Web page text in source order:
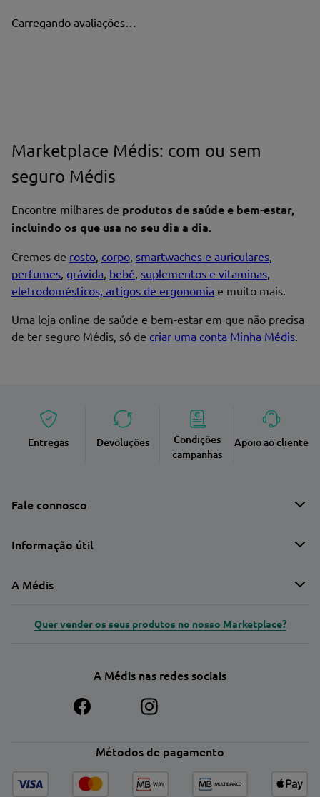
Carregando avaliações…
Marketplace Médis: com ou sem
seguro Médis
Encontre milhares de produtos de saúde e bem-estar,
incluindo os que usa no seu dia a dia.
Cremes de rosto, corpo, smartwaches e auriculares,
perfumes, grávida, bebé, suplementos e vitaminas,
eletrodomésticos, artigos de ergonomia e muito mais.
Uma loja online de saúde e bem-estar em que não precisa
de ter seguro Médis, só de criar uma conta Minha Médis.
Entregas Devoluções
Condições
campanhas
Apoio ao cliente
Fale connosco
Informação útil
A Médis
Quer vender os seus produtos no nosso Marketplace?
A Médis nas redes sociais
Métodos de pagamento